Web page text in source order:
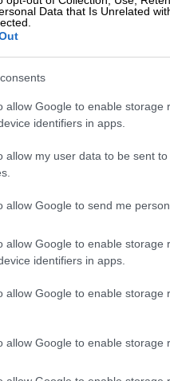
Data that Is Unrelated
allow Google to enable storage
identifiers in apps.
allow my user data to be sent
allow Google to send me
allow Google to enable storage
identifiers in apps.
allow Google to enable storage
allow Google to enable storage
τιμή. Τιμούμε το
σας για εμάς»,
δεν
Μητσοτάκης
της προόδου που
με τον οποίο οι
της Ευρώπης. «Δεν
10 χρόνια αργότερα
υπέρ της
επιστρέφει, όπως
τα οποία παρέθεσε
ο περιορισμός της
φιλικού